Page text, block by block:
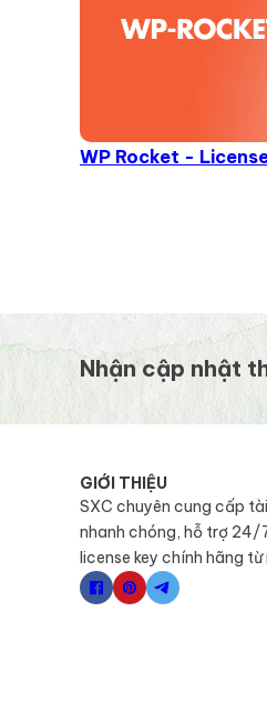
WP Rocket -
Nhận cập nhật
GIỚI THIỆU
SXC chuyên cung cấp
nhanh chóng, hỗ trợ 24/
license key chính hãng